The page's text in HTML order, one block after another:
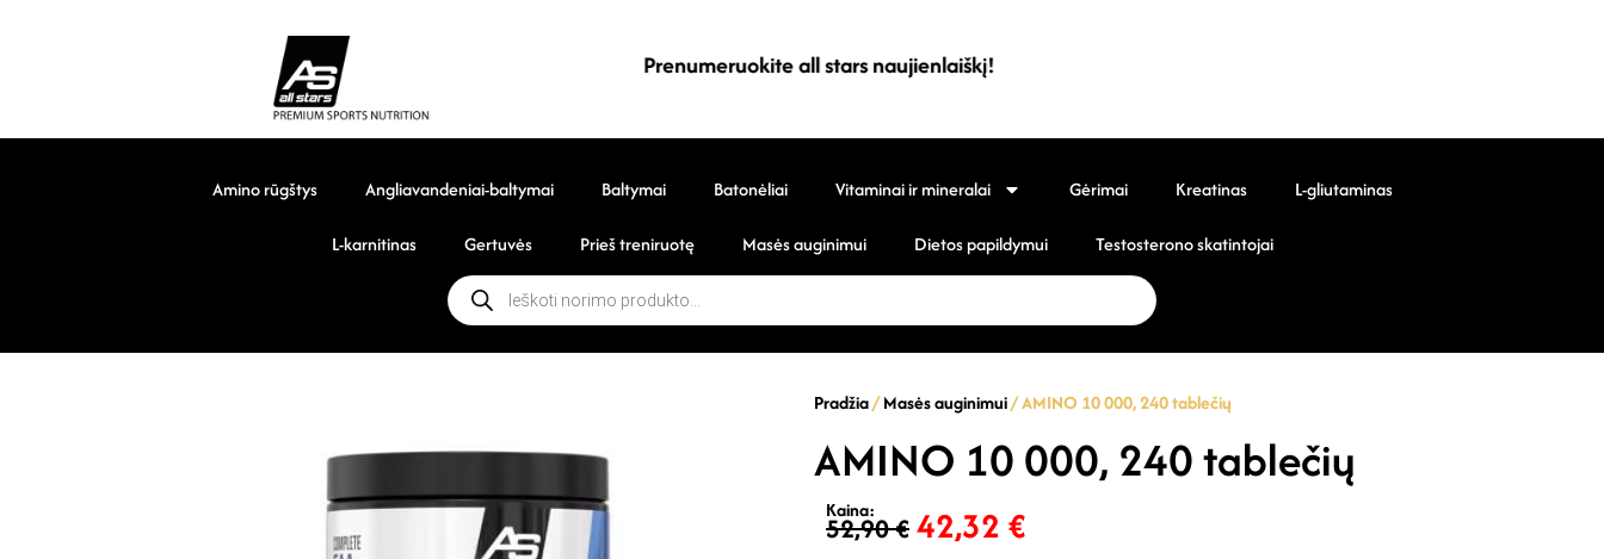
Prenumeruokite all stars naujienlaiškį!
Amino rūgštys Angliavandeniai-baltymai Baltymai Batonėliai Vitaminai ir mineralai Gėrimai Kreatinas L-gliutaminas
L-karnitinas Gertuvės Prieš treniruotę Masės auginimui Dietos papildymui Testosterono skatintojai
Pradžia/Masės auginimui/ AMINO 10 000, 240 tablečių
AMINO 10 000, 240 tablečių
Kaina:
52,90€42,32 €